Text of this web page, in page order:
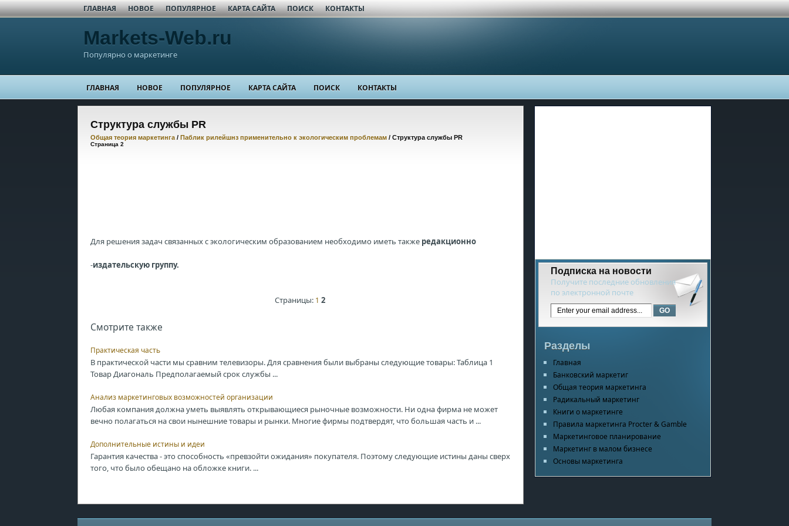
ГЛАВНАЯ НОВОЕ ПОПУЛЯРНОЕ КАРТА САЙТА ПОИСК КОНТАКТЫ
Markets-Web.ru
Популярно о маркетинге
ГЛАВНАЯ НОВОЕ ПОПУЛЯРНОЕ КАРТА САЙТА ПОИСК КОНТАКТЫ
Структура службы PR
Общая теория маркетинга / Паблик рилейшнз применительно к экологическим проблемам / Структура службы PR
Страница 2
Для решения задач связанных с экологическим образованием необходимо иметь также редакционно
-издательскую группу.
Страницы: 1 2
Смотрите также
Практическая часть
В практической части мы сравним телевизоры. Для сравнения были выбраны следующие товары: Таблица 1
Товар Диагональ Предполагаемый срок службы ...
Анализ маркетинговых возможностей организации
Любая компания должна уметь выявлять открывающиеся рыночные возможности. Ни одна фирма не может
вечно полагаться на свои нынешние товары и рынки. Многие фирмы подтвердят, что большая часть и ...
Дополнительные истины и идеи
Гарантия качества - это способность «превзойти ожидания» покупателя. Поэтому следующие истины даны сверх
того, что было обещано на обложке книги. ...
Подписка на новости
Получите последние обновления
по электронной почте
Разделы
Главная
Банковский маркетиг
Общая теория маркетинга
Радикальный маркетинг
Книги о маркетинге
Правила маркетинга Procter & Gamble
Маркетинговое планирование
Маркетинг в малом бизнесе
Основы маркетинга